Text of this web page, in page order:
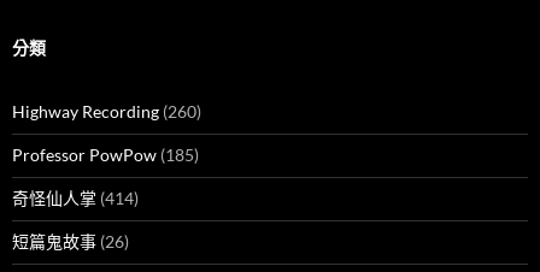
分類
Highway Recording (260)
Professor PowPow (185)
奇怪仙人掌 (414)
短篇鬼故事 (26)